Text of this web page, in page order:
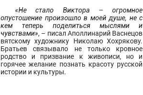
«Не стало Виктора – огромное
опустошение произошло в моей душе, не с
кем теперь поделиться мыслями и
чувствами», – писал Аполлинарий Васнецов
вятскому художнику Николаю Хохрякову.
Братьев связывало не только кровное
родство и призвание к живописи, но и
горячее желание познать красоту русской
истории и культуры.